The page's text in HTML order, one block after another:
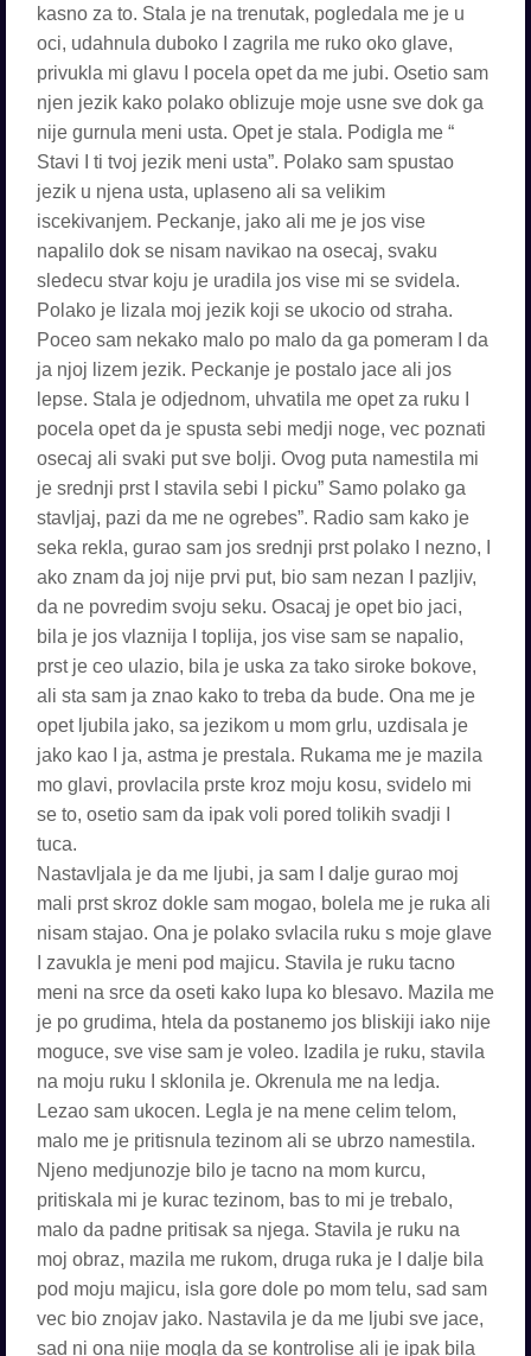
kasno za to. Stala je na trenutak, pogledala me je u
oci, udahnula duboko I zagrila me ruko oko glave,
privukla mi glavu I pocela opet da me jubi. Osetio sam
njen jezik kako polako oblizuje moje usne sve dok ga
nije gurnula meni usta. Opet je stala. Podigla me “
Stavi I ti tvoj jezik meni usta”. Polako sam spustao
jezik u njena usta, uplaseno ali sa velikim
iscekivanjem. Peckanje, jako ali me je jos vise
napalilo dok se nisam navikao na osecaj, svaku
sledecu stvar koju je uradila jos vise mi se svidela.
Polako je lizala moj jezik koji se ukocio od straha.
Poceo sam nekako malo po malo da ga pomeram I da
ja njoj lizem jezik. Peckanje je postalo jace ali jos
lepse. Stala je odjednom, uhvatila me opet za ruku I
pocela opet da je spusta sebi medji noge, vec poznati
osecaj ali svaki put sve bolji. Ovog puta namestila mi
je srednji prst I stavila sebi I picku” Samo polako ga
stavljaj, pazi da me ne ogrebes”. Radio sam kako je
seka rekla, gurao sam jos srednji prst polako I nezno, I
ako znam da joj nije prvi put, bio sam nezan I pazljiv,
da ne povredim svoju seku. Osacaj je opet bio jaci,
bila je jos vlaznija I toplija, jos vise sam se napalio,
prst je ceo ulazio, bila je uska za tako siroke bokove,
ali sta sam ja znao kako to treba da bude. Ona me je
opet ljubila jako, sa jezikom u mom grlu, uzdisala je
jako kao I ja, astma je prestala. Rukama me je mazila
mo glavi, provlacila prste kroz moju kosu, svidelo mi
se to, osetio sam da ipak voli pored tolikih svadji I
tuca.
Nastavljala je da me ljubi, ja sam I dalje gurao moj
mali prst skroz dokle sam mogao, bolela me je ruka ali
nisam stajao. Ona je polako svlacila ruku s moje glave
I zavukla je meni pod majicu. Stavila je ruku tacno
meni na srce da oseti kako lupa ko blesavo. Mazila me
je po grudima, htela da postanemo jos bliskiji iako nije
moguce, sve vise sam je voleo. Izadila je ruku, stavila
na moju ruku I sklonila je. Okrenula me na ledja.
Lezao sam ukocen. Legla je na mene celim telom,
malo me je pritisnula tezinom ali se ubrzo namestila.
Njeno medjunozje bilo je tacno na mom kurcu,
pritiskala mi je kurac tezinom, bas to mi je trebalo,
malo da padne pritisak sa njega. Stavila je ruku na
moj obraz, mazila me rukom, druga ruka je I dalje bila
pod moju majicu, isla gore dole po mom telu, sad sam
vec bio znojav jako. Nastavila je da me ljubi sve jace,
sad ni ona nije mogla da se kontrolise ali je ipak bila